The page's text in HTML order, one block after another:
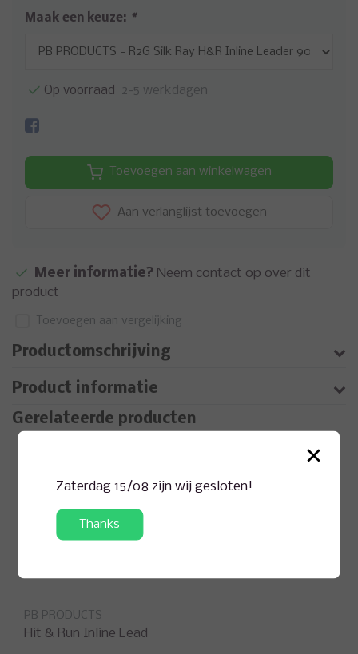
Maak een keuze: *
Op voorraad 2-5 werkdagen
Toevoegen aan winkelwagen
Aan verlanglijst toevoegen
Meer informatie? Neem contact op over dit
product
Toevoegen aan vergelijking
Productomschrijving
Product informatie
Gerelateerde producten
PB PRODUCTS
Hit & Run Inline Lead
×
Zaterdag 15/08 zijn wij gesloten!
Thanks